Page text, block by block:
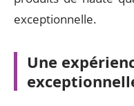
exceptionnelle.
Une